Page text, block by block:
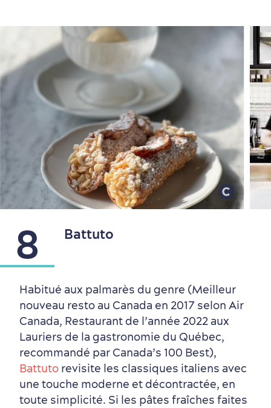
8 Battuto
Habitué aux palmarès du genre (Meilleur
nouveau resto au Canada en 2017 selon Air
Canada, Restaurant de l’année 2022 aux
Lauriers de la gastronomie du Québec,
recommandé par Canada’s 100 Best),
Battuto revisite les classiques italiens avec
une touche moderne et décontractée, en
toute simplicité. Si les pâtes fraîches faites